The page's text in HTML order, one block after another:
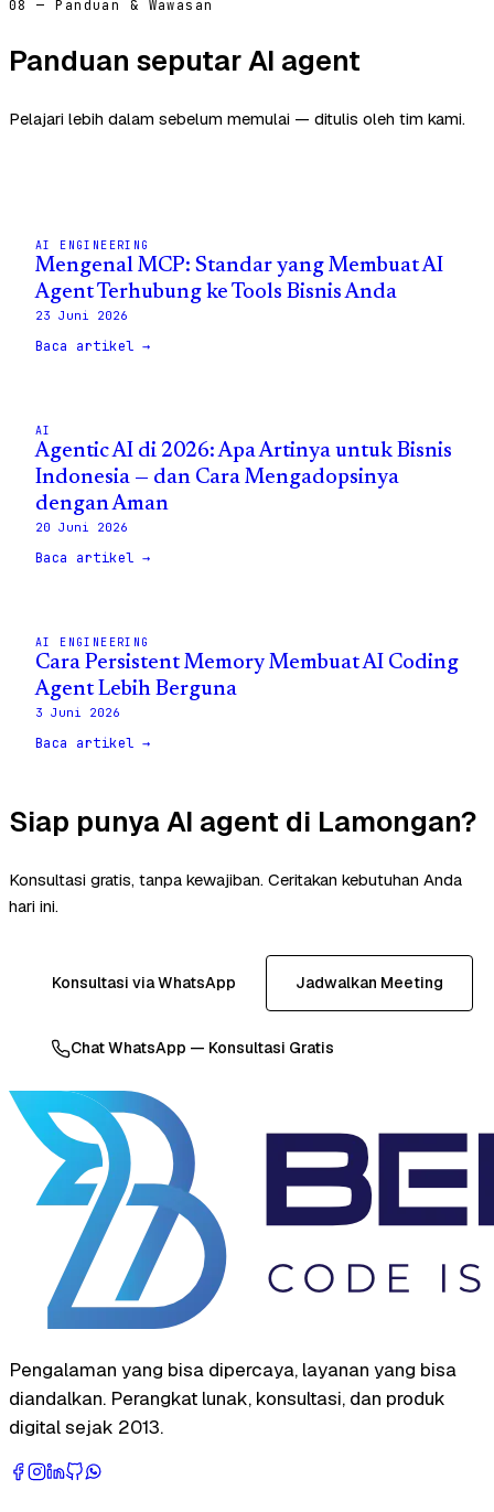
08 — Panduan & Wawasan
Panduan seputar AI agent
Pelajari lebih dalam sebelum memulai — ditulis oleh tim kami.
AI ENGINEERING
Mengenal MCP: Standar yang Membuat AI
Agent Terhubung ke Tools Bisnis Anda
23 Juni 2026
Baca artikel →
AI
Agentic AI di 2026: Apa Artinya untuk Bisnis
Indonesia — dan Cara Mengadopsinya
dengan Aman
20 Juni 2026
Baca artikel →
AI ENGINEERING
Cara Persistent Memory Membuat AI Coding
Agent Lebih Berguna
3 Juni 2026
Baca artikel →
Siap punya AI agent di Lamongan?
Konsultasi gratis, tanpa kewajiban. Ceritakan kebutuhan Anda
hari ini.
Konsultasi via WhatsApp Jadwalkan Meeting
Chat WhatsApp — Konsultasi Gratis
Pengalaman yang bisa dipercaya, layanan yang bisa
diandalkan. Perangkat lunak, konsultasi, dan produk
digital sejak 2013.